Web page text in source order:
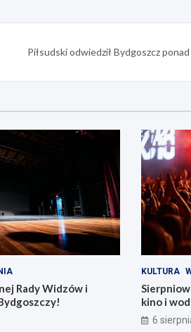
Piłsudski odwiedził Bydgoszcz
Rady Widzów i
KULTURA
kino i
6